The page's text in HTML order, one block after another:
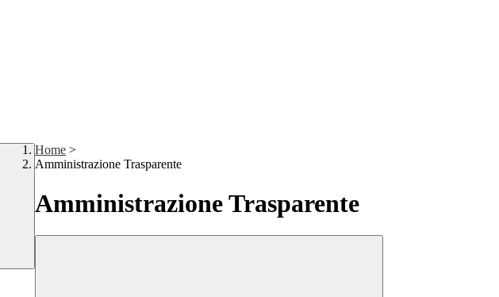
Home >
Amministrazione Trasparente
Amministrazione Trasparente